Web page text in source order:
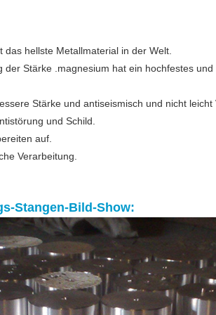
das hellste Metallmaterial in der Welt.
der Stärke .magnesium hat ein hochfestes
Stärke und antiseismisch und nicht leicht
und Schild.
auf.
Verarbeitung.
Stangen-Bild-Show: